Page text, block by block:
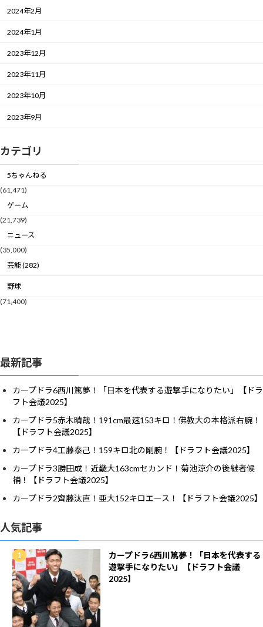
2024年2月
2024年1月
2023年12月
2023年11月
2023年10月
2023年9月
カテゴリ
5ちゃんねる
(61,471)
ゲーム
(21,739)
ニュース
(35,000)
芸能 (282)
野球
(71,400)
最新記事
カープドラ6西川篤夢！「日本を代表する遊撃手になりたい」【ドラ
フト会議2025】
カープドラ5赤木晴哉！191cm最速153キロ！佛教大の本格派右腕！
【ドラフト会議2025】
カープドラ4工藤泰己！159キロ北の剛腕！【ドラフト会議2025】
カープドラ3勝田成！近畿大163cmセカンド！菊池涼介の後継者候
補！【ドラフト会議2025】
カープドラ2齊藤汰直！亜大152キロエース！【ドラフト会議2025】
人気記事
カープドラ6西川篤夢！「日本を代表する
遊撃手になりたい」【ドラフト会議
2025】